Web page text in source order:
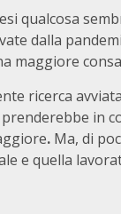
qualcosa
dalla
maggiore
ricerca
in
. Ma, di
e quella